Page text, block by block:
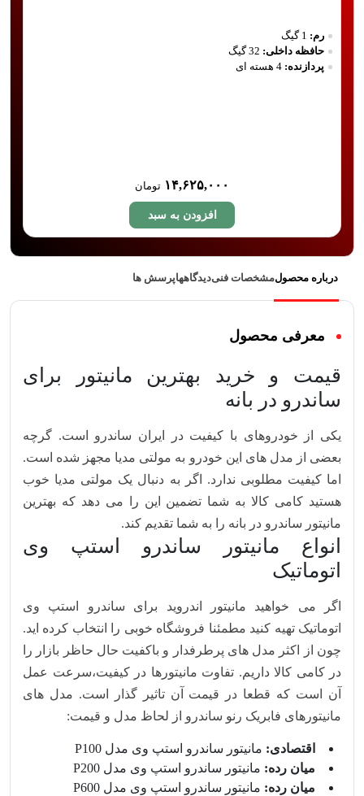
رم:
حافظه داخلی:
پردازنده:
۱۴,۶۲۵,۰۰۰ تومان
افزودن به سبد
درباره محصولمشخصات فنیدیدگاههاپرسش ها
معرفی محصول
قیمت و خرید بهترین مانیتور برای
ساندرو در بانه
یکی از خودروهای با کیفیت در ایران ساندرو است. گرچه
بعضی از مدل های این خودرو به مولتی مدیا مجهز شده است.
اما کیفیت مطلوبی ندارد. اگر به دنبال یک مولتی مدیا خوب
هستید کامی کالا به شما تضمین این را می دهد که بهترین
مانیتور ساندرو در بانه را به شما تقدیم کند.
انواع مانیتور ساندرو استپ وی
اتوماتیک
اگر می خواهید مانیتور اندروید برای ساندرو استپ وی
اتوماتیک تهیه کنید مطمئنا فروشگاه خوبی را انتخاب کرده اید.
چون از اکثر مدل های پرطرفدار و باکفیت حال حاظر بازار را
در کامی کالا داریم. تفاوت مانیتورها در کیفیت،سرعت عمل
آن است که قطعا در قیمت آن تاثیر گذار است. مدل های
مانیتورهای فابریک رنو ساندرو از لحاظ مدل و قیمت:
اقتصادی: مانیتور ساندرو استپ وی مدل P100
میان رده: مانیتور ساندرو استپ وی مدل P200
میان رده: مانیتور ساندرو استپ وی مدل P600